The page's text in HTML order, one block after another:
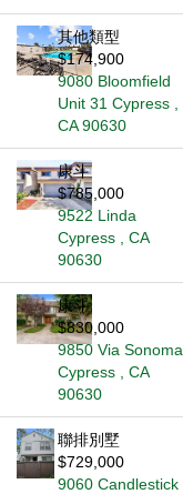
其他類型
$174,900
9080 Bloomfield
Unit 31 Cypress ,
CA 90630
康斗
$785,000
9522 Linda
Cypress , CA
90630
康斗
$830,000
9850 Via Sonoma
Cypress , CA
90630
聯排別墅
$729,000
9060 Candlestick